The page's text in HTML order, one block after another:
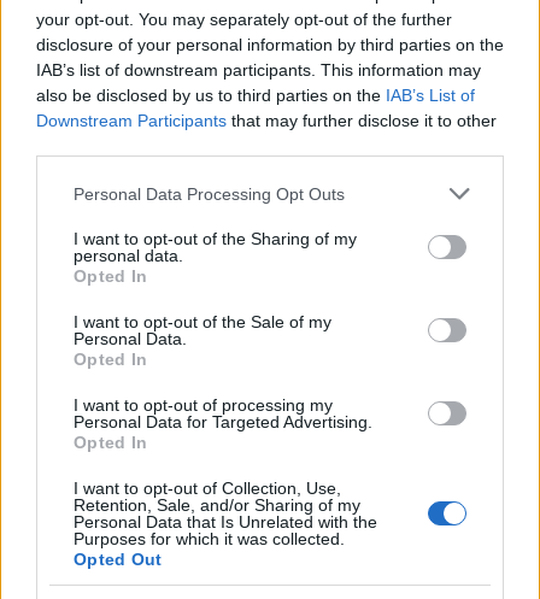
your opt-out. You may separately opt-out of the further
disclosure of your personal information by third parties on the
IAB’s list of downstream participants. This information may
also be disclosed by us to third parties on the IAB’s List of
Downstream Participants that may further disclose it to other
Please note that this website/app uses one or more Google
not limited to your visit or usage behaviour. You may click to
grant or deny consent to Google and its third-party tags to
use your data for below specified purposes in below Google
consent section.
Personal Data Processing Opt Outs
I want to opt-out of the Sharing of my
personal data.
Opted In
I want to opt-out of the Sale of my
Personal Data.
Opted In
I want to opt-out of processing my
Personal Data for Targeted Advertising.
Opted In
I want to opt-out of Collection, Use,
Retention, Sale, and/or Sharing of my
Personal Data that Is Unrelated with the
Purposes for which it was collected.
Opted Out